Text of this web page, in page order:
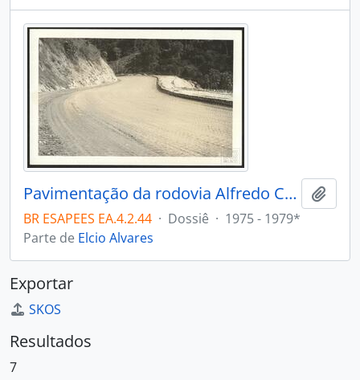
Pavimentação da rodovia Alfredo Chaves
BR ESAPEES EA.4.2.44 · Dossiê · 1975 - 1979*
Parte de Elcio Alvares
Exportar
SKOS
Resultados
7